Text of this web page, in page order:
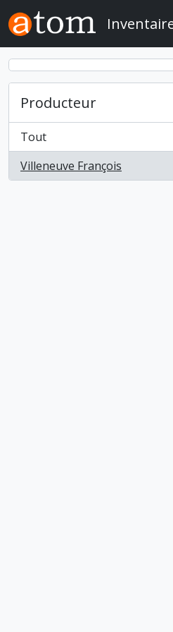
Skip to main content
Producteur
Tout
Villeneuve François
, 1 résultats